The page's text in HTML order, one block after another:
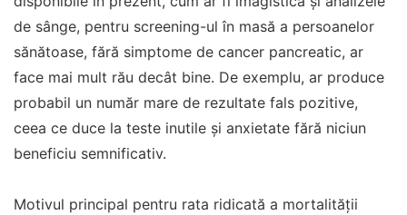
de sânge, pentru screening-ul în masă a persoanelor
sănătoase, fără simptome de cancer pancreatic, ar
face mai mult rău decât bine. De exemplu, ar produce
probabil un număr mare de rezultate fals pozitive,
ceea ce duce la teste inutile și anxietate fără niciun
beneficiu semnificativ.
Motivul principal pentru rata ridicată a mortalității